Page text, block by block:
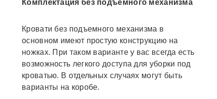
Комплектация без подъемного механизма
Кровати без подъемного механизма в
основном имеют простую конструкцию на
ножках. При таком варианте у вас всегда есть
возможность легкого доступа для уборки под
кроватью. В отдельных случаях могут быть
варианты на коробе.